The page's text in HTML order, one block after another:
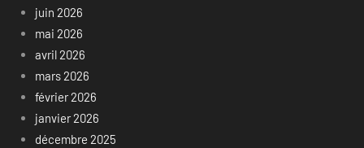
juin 2026
mai 2026
avril 2026
mars 2026
février 2026
janvier 2026
décembre 2025